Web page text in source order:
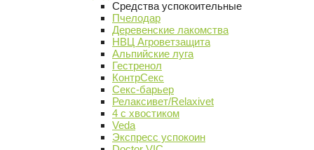
Средства успокоительные
Пчелодар
Деревенские лакомства
НВЦ Агроветзащита
Альпийские луга
Гестренол
КонтрСекс
Секс-барьер
Релаксивет/Relaxivet
4 с хвостиком
Veda
Экспресс успокоин